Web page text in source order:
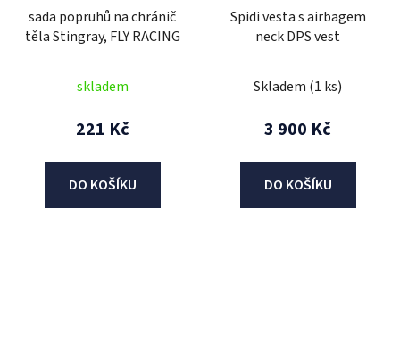
sada popruhů na chránič
těla Stingray, FLY RACING
skladem
221 Kč
DO KOŠÍKU
Spidi vesta s airbagem
neck DPS vest
Skladem (1 ks)
3 900 Kč
DO KOŠÍKU